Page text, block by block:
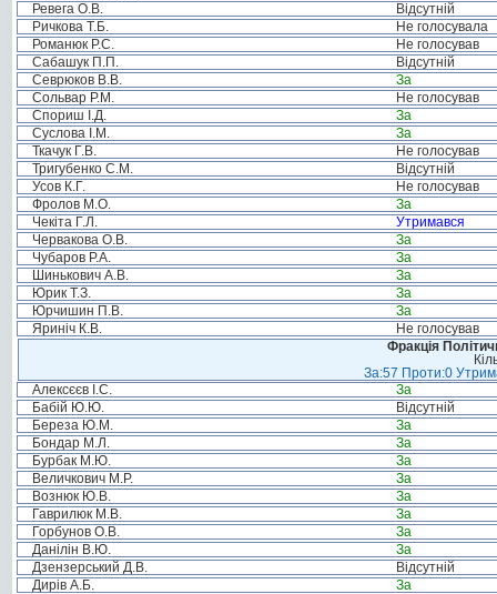
Ревега О.В.
Відсутній
Ричкова Т.Б.
Не голосувала
Романюк Р.С.
Не голосував
Сабашук П.П.
Відсутній
Севрюков В.В.
За
Сольвар Р.М.
Не голосував
Спориш І.Д.
За
Суслова І.М.
За
Ткачук Г.В.
Не голосував
Тригубенко С.М.
Відсутній
Усов К.Г.
Не голосував
Фролов М.О.
За
Чекіта Г.Л.
Утримався
Червакова О.В.
За
Чубаров Р.А.
За
Шинькович А.В.
За
Юрик Т.З.
За
Юрчишин П.В.
За
Яриніч К.В.
Не голосував
Фракція
За:57 Проти:0
Алексєєв І.С.
За
Бабій Ю.Ю.
Відсутній
Береза Ю.М.
За
Бондар М.Л.
За
Бурбак М.Ю.
За
Величкович М.Р.
За
Вознюк Ю.В.
За
Гаврилюк М.В.
За
Горбунов О.В.
За
Данілін В.Ю.
За
Дзензерський Д.В.
Відсутній
Дирів А.Б.
За